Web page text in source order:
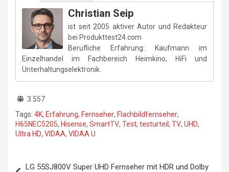
Christian Seip
ist seit 2005 aktiver Autor und Redakteur
bei Produkttest24.com
Berufliche Erfahrung: Kaufmann im
Einzelhandel im Fachbereich Heimkino, HiFi und
Unterhaltungselektronik.
3.557
Tags: 4K, Erfahrung, Fernseher, Flachbildfernseher,
H65NEC5205, Hisense, SmartTV, Test, testurteil , TV, UHD,
Ultra HD, VIDAA, VIDAA U
LG 55SJ800V Super UHD Fernseher mit HDR und Dolby